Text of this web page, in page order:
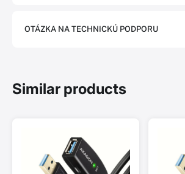
OTÁZKA NA TECHNICKÚ PODPORU
Similar products